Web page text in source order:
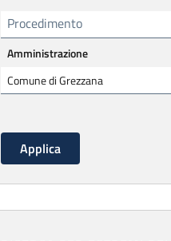
Procedimento
Amministrazione